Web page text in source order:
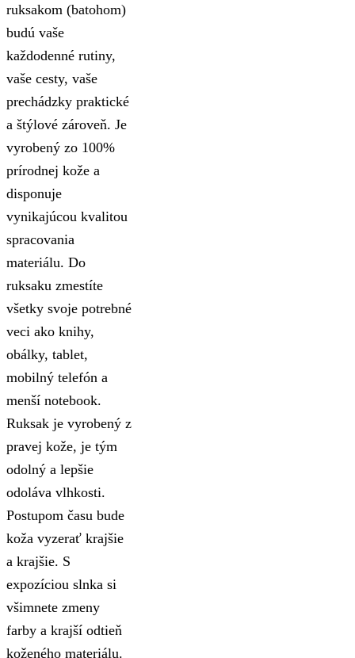
ruksakom (batohom)
budú vaše
každodenné rutiny,
vaše cesty, vaše
prechádzky praktické
a štýlové zároveň. Je
vyrobený zo 100%
prírodnej kože a
disponuje
vynikajúcou kvalitou
spracovania
materiálu. Do
ruksaku zmestíte
všetky svoje potrebné
veci ako knihy,
obálky, tablet,
mobilný telefón a
menší notebook.
Ruksak je vyrobený z
pravej kože, je tým
odolný a lepšie
odoláva vlhkosti.
Postupom času bude
koža vyzerať krajšie
a krajšie. S
expozíciou slnka si
všimnete zmeny
farby a krajší odtieň
koženého materiálu.